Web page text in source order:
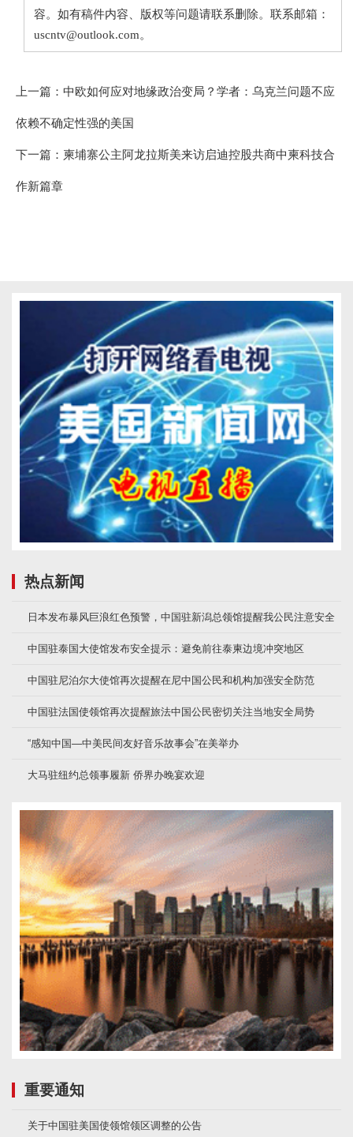
容。如有稿件内容、版权等问题请联系删除。联系邮箱：
uscntv@outlook.com。
上一篇： 中欧如何应对地缘政治变局？学者：乌克兰问题不应
依赖不确定性强的美国
下一篇： 柬埔寨公主阿龙拉斯美来访启迪控股共商中柬科技合
作新篇章
热点新闻
日本发布暴风巨浪红色预警，中国驻新潟总领馆提醒我公民注意安全
中国驻泰国大使馆发布安全提示：避免前往泰柬边境冲突地区
中国驻尼泊尔大使馆再次提醒在尼中国公民和机构加强安全防范
中国驻法国使领馆再次提醒旅法中国公民密切关注当地安全局势
“感知中国—中美民间友好音乐故事会”在美举办
大马驻纽约总领事履新 侨界办晚宴欢迎
重要通知
关于中国驻美国使领馆领区调整的公告